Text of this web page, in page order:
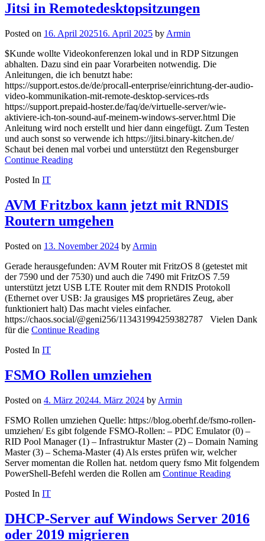
Jitsi in Remotedesktopsitzungen
Posted on 16. April 202516. April 2025 by Armin
$Kunde wollte Videokonferenzen lokal und in RDP Sitzungen
abhalten. Dazu sind ein paar Vorarbeiten notwendig. Die
Anleitungen, die ich benutzt habe:
https://support.estos.de/de/procall-enterprise/einrichtung-der-audio-
video-kommunikation-mit-remote-desktop-services-rds
https://support.prepaid-hoster.de/faq/de/virtuelle-server/wie-
aktiviere-ich-ton-sound-auf-meinem-windows-server.html Die
Anleitung wird noch erstellt und hier dann eingefügt. Zum Testen
und auch sonst so verwende ich https://jitsi.binary-kitchen.de/
Schaut bei denen mal vorbei und unterstützt den Regensburger
Continue Reading
Posted In IT
AVM Fritzbox kann jetzt mit RNDIS
Routern umgehen
Posted on 13. November 2024 by Armin
Gerade herausgefunden: AVM Router mit FritzOS 8 (getestet mit
der 7590 und der 7530) und auch die 7490 mit FritzOS 7.59
unterstützt jetzt USB LTE Router mit dem RNDIS Protokoll
(Ethernet over USB: Ja grausiges M$ proprietäres Zeug, aber
funktioniert halt) Das macht vieles einfacher.
https://chaos.social/@geni256/113431994259382787 Vielen Dank
für die Continue Reading
Posted In IT
FSMO Rollen umziehen
Posted on 4. März 20244. März 2024 by Armin
FSMO Rollen umziehen Quelle: https://blog.oberhf.de/fsmo-rollen-
umziehen/ Es gibt folgende FSMO-Rollen: – PDC Emulator (0) –
RID Pool Manager (1) – Infrastruktur Master (2) – Domain Naming
Master (3) – Schema-Master (4) Als erstes prüfen wir, welcher
Server momentan die Rollen hat. netdom query fsmo Mit folgendem
PowerShell-Befehl werden die Rollen am Continue Reading
Posted In IT
DHCP-Server auf Windows Server 2016
oder 2019 migrieren